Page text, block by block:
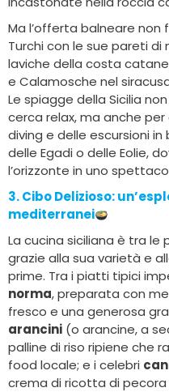
Ma l’offerta balneare non
Turchi con le sue pareti
laviche della costa
e Calamosche nel
Le spiagge della Sicilia
cerca relax, ma anche
diving e delle escursioni
delle Egadi o delle Eolie,
l’orizzonte in uno
3. Cibo Delizioso:
mediterranei
La cucina siciliana è tra
grazie alla sua varietà e
prime. Tra i piatti tipici
norma, preparata con
fresco e una generosa
arancini (o arancine, a
palline di riso ripiene che
food locale; e i celebri
crema di ricotta di